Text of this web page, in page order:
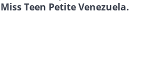
Miss Teen Petite Venezuela.